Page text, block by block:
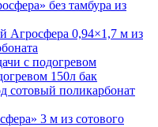
без тамбура из
Агросфера 0,94×1,7 м из
с подогревом
150л бак
сотовый поликарбонат
3 м из сотового